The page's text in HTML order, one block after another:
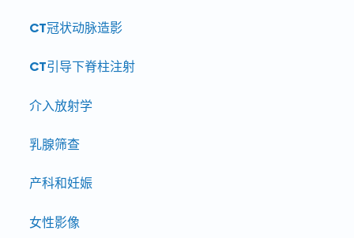
CT冠状动脉造影
CT引导下脊柱注射
介入放射学
乳腺筛查
产科和妊娠
女性影像